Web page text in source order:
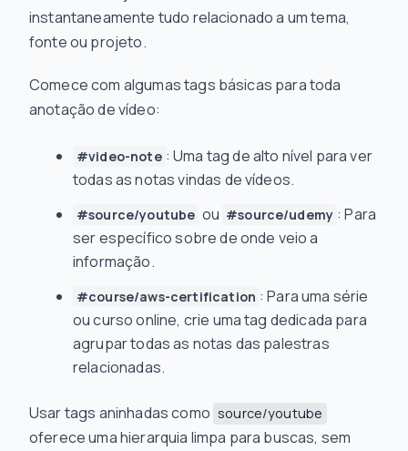
instantaneamente tudo relacionado a um tema,
fonte ou projeto.
Comece com algumas tags básicas para toda
anotação de vídeo:
#video-note : Uma tag de alto nível para ver
todas as notas vindas de vídeos.
#source/youtube ou #source/udemy : Para
ser específico sobre de onde veio a
informação.
#course/aws-certification : Para uma série
ou curso online, crie uma tag dedicada para
agrupar todas as notas das palestras
relacionadas.
Usar tags aninhadas como source/youtube
oferece uma hierarquia limpa para buscas, sem